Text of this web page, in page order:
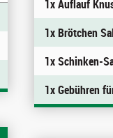
1x Auflauf
1x Brötchen
1x Schinken-
1x Gebühren